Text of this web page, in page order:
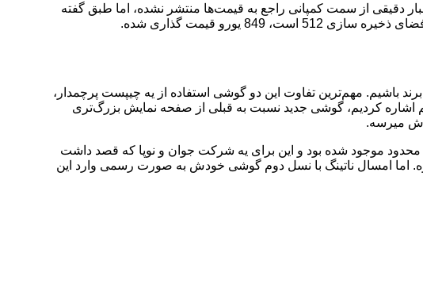
دقیقی از سمت کمپانی راجع به قیمت‌ها منتشر نشده، اما طبق گفته
باشیم. مهم‌ترین تفاوت این دو گوشی استفاده از یه چیپست پرچمدار،
کردیم، گوشی جدید نسبت به قبلی از صفحه نمایش بزرگ‌تری
میرسه.
۱ در ایالات متحده آمریکا به طور غیر رسمی و محدود موجود شده بود و این برای یه شرکت جوان و نوپا که قصد داشت
های خودش رو در این بازار بزرگ جا بندازه. اما امسال ناتینگ با نسل دوم گوشی خودش به صورت رسمی وارد این